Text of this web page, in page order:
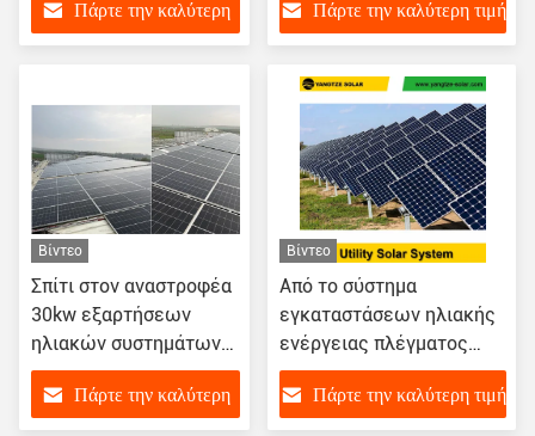
πλαίσιο κυττάρων MBB
μισό
Πάρτε την καλύτερη
6kw PV ηλιακών
συστημάτων πλέγματος
Πάρτε την καλύτερη τιμή
Βίντεο
Σπίτι στον αναστροφέα
30kw εξαρτήσεων
ηλιακών συστημάτων
πλέγματος για
εμπορικό κατοικημένο
Πάρτε την καλύτερη
Βίντεο
Από το σύστημα
εγκαταστάσεων ηλιακής
ενέργειας πλέγματος
500kw για τη στέγη
Πάρτε την καλύτερη τιμή